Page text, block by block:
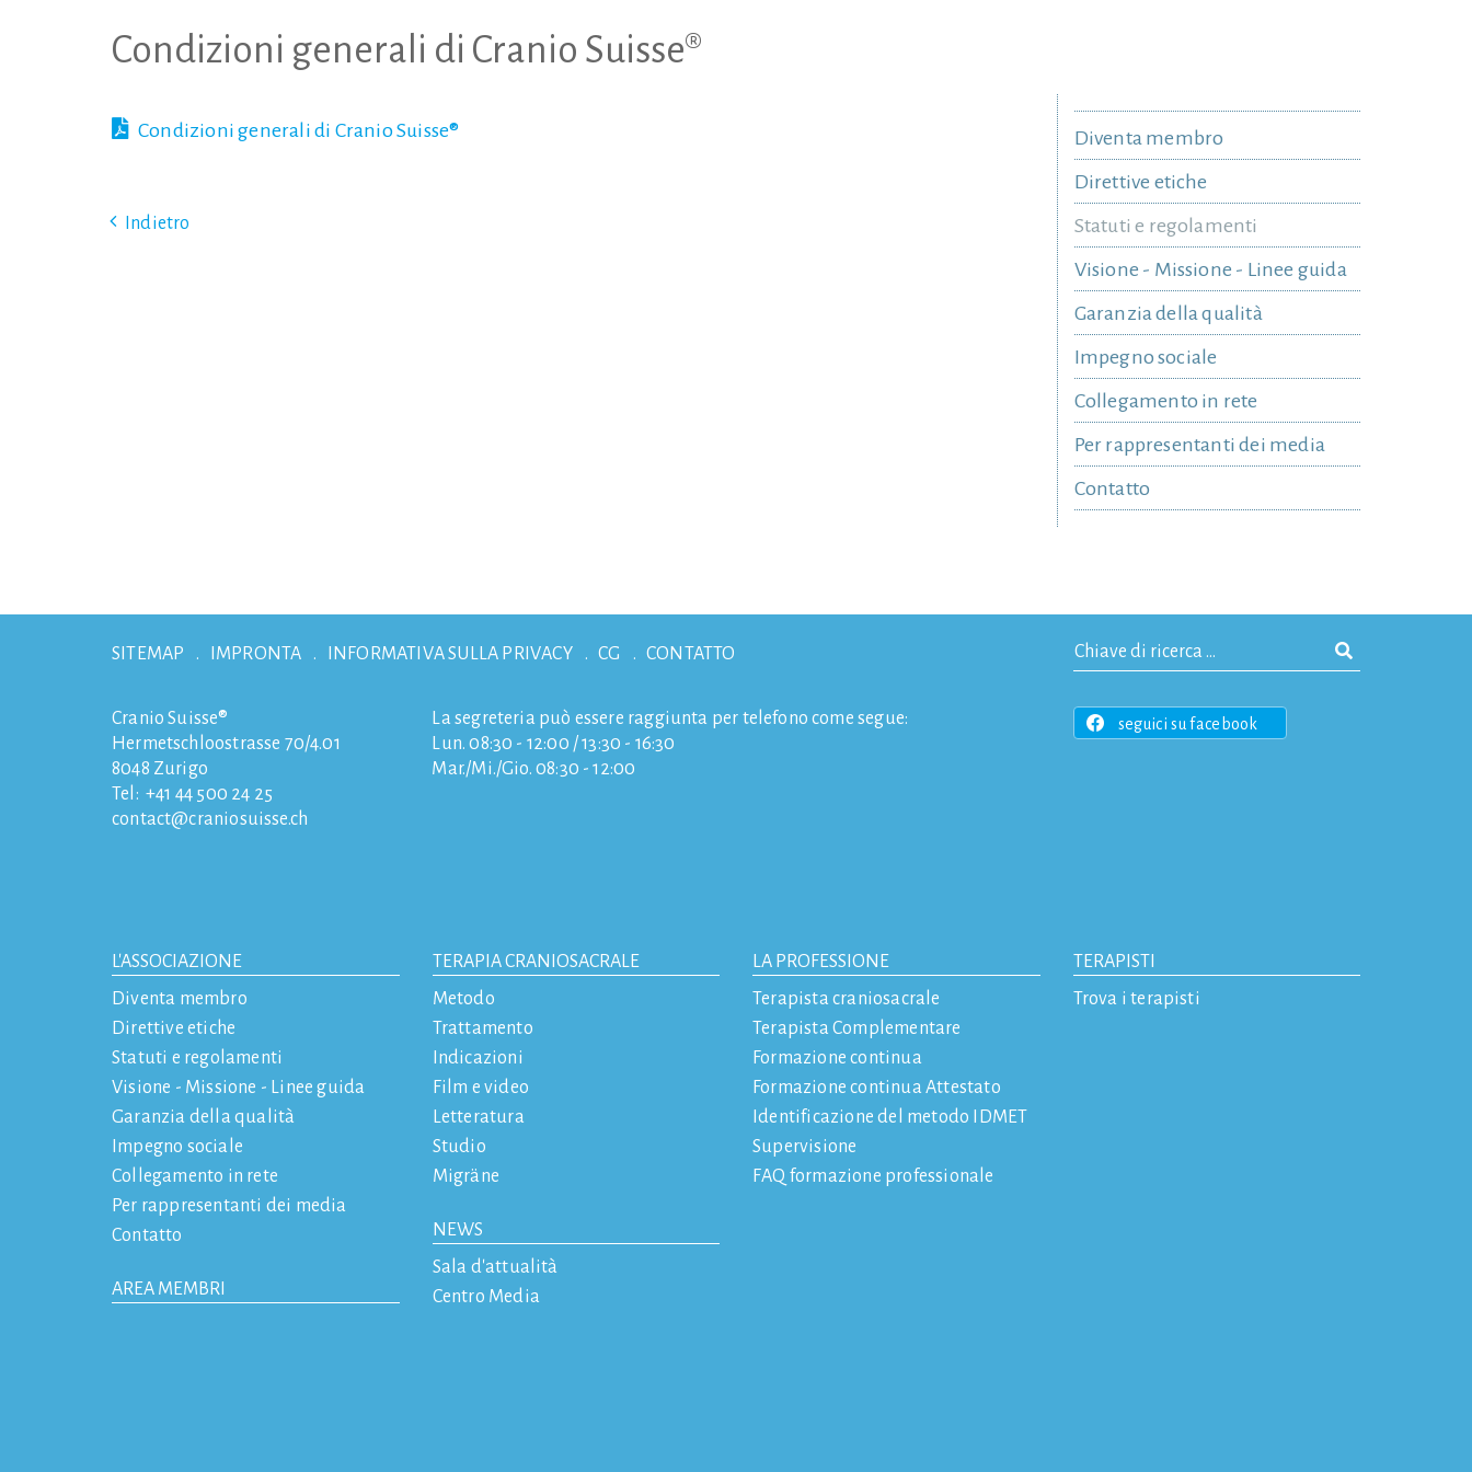
Condizioni generali di Cranio Suisse®
Condizioni generali di Cranio Suisse®
Indietro
Diventa membro
Direttive etiche
Statuti e regolamenti
Visione - Missione - Linee guida
Garanzia della qualità
Impegno sociale
Collegamento in rete
Per rappresentanti dei media
Contatto
SITEMAP IMPRONTA INFORMATIVA SULLA PRIVACY CG CONTATTO
Cranio Suisse®
Hermetschloostrasse 70/4.01
8048 Zurigo
Tel: +41 44 500 24 25
contact
craniosuisse.ch
La segreteria può essere raggiunta per telefono come segue:
Lun. 08:30 - 12:00 / 13:30 - 16:30
Mar./Mi./Gio. 08:30 - 12:00
seguici su facebook
L'ASSOCIAZIONE
Diventa membro
Direttive etiche
Statuti e regolamenti
Visione - Missione - Linee guida
Garanzia della qualità
Impegno sociale
Collegamento in rete
Per rappresentanti dei media
Contatto
AREA MEMBRI
TERAPIA CRANIOSACRALE
Metodo
Trattamento
Indicazioni
Film e video
Letteratura
Studio
Migräne
NEWS
Sala d'attualità
Centro Media
LA PROFESSIONE
Terapista craniosacrale
Terapista Complementare
Formazione continua
Formazione continua Attestato
Identificazione del metodo IDMET
Supervisione
FAQ formazione professionale
TERAPISTI
Trova i terapisti